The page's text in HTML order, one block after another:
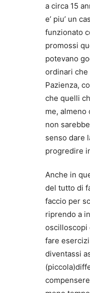
a circa 15
e’ piu’ un
funzionato
promossi
potevano
ordinari che
Pazienza,
che quelli
me, almeno
non
senso dare
progredire
Anche in
del tutto di
faccio per
riprendo a
oscilloscopi
fare
diventassi